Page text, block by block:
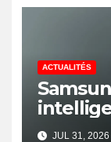
ACTUALITÉS
Gemini
JUL 31, 2026